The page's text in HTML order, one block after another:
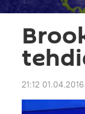
21:12 01.04.2016